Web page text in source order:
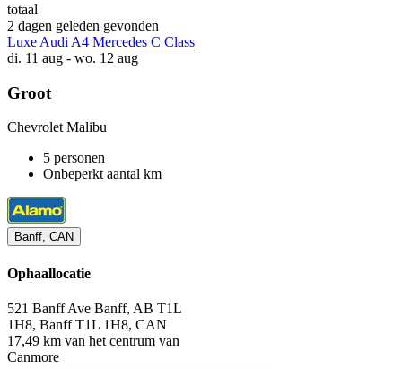
totaal
2 dagen geleden gevonden
Luxe Audi A4 Mercedes C Class
di. 11 aug - wo. 12 aug
Groot
Chevrolet Malibu
5 personen
Onbeperkt aantal km
Banff, CAN
Ophaallocatie
521 Banff Ave Banff, AB T1L
1H8, Banff T1L 1H8, CAN
17,49 km van het centrum van
Canmore